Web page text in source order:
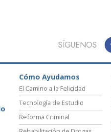
SÍGUENOS
Cómo Ayudamos
El Camino a la Felicidad
Tecnología de Estudio
Reforma Criminal